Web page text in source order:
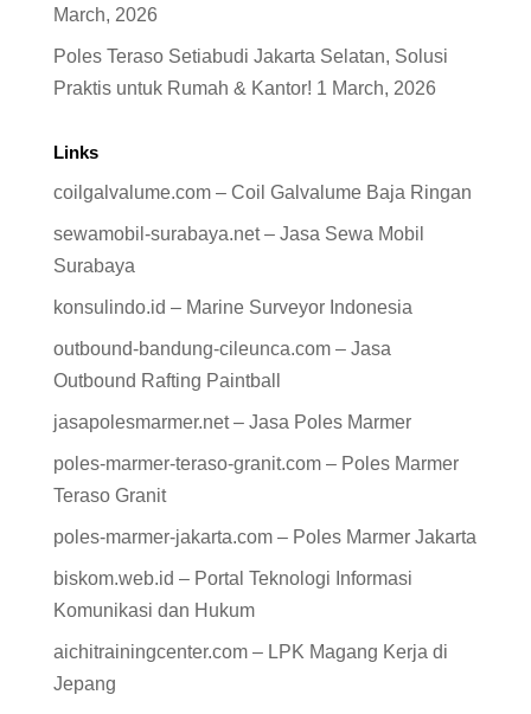
March, 2026
Poles Teraso Setiabudi Jakarta Selatan, Solusi
Praktis untuk Rumah & Kantor! 1 March, 2026
Links
coilgalvalume.com – Coil Galvalume Baja Ringan
sewamobil-surabaya.net – Jasa Sewa Mobil
Surabaya
konsulindo.id – Marine Surveyor Indonesia
outbound-bandung-cileunca.com – Jasa
Outbound Rafting Paintball
jasapolesmarmer.net – Jasa Poles Marmer
poles-marmer-teraso-granit.com – Poles Marmer
Teraso Granit
poles-marmer-jakarta.com – Poles Marmer Jakarta
biskom.web.id – Portal Teknologi Informasi
Komunikasi dan Hukum
aichitrainingcenter.com – LPK Magang Kerja di
Jepang